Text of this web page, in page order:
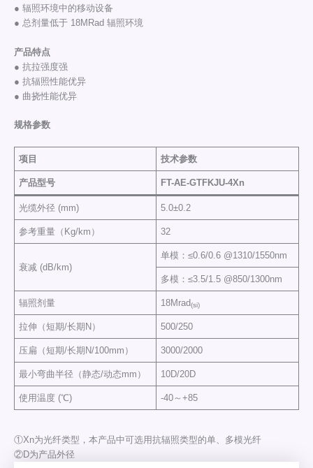
● 辐照环境中的移动设备
● 总剂量低于 18MRad 辐照环境
产品特点
● 抗拉强度强
● 抗辐照性能优异
● 曲挠性能优异
规格参数
项目 技术参数
产品型号 FT-AE-GTFKJU-4Xn
光缆外径 (mm) 5.0±0.2
参考重量（Kg/km） 32
衰减 (dB/km)
单模：≤0.6/0.6 @1310/1550nm
多模：≤3.5/1.5 @850/1300nm
辐照剂量 18Mrad(si)
拉伸（短期/长期N） 500/250
压扁（短期/长期N/100mm） 3000/2000
最小弯曲半径（静态/动态mm） 10D/20D
使用温度 (℃) -40～+85
①Xn为光纤类型，本产品中可选用抗辐照类型的单、多模光纤
②D为产品外径